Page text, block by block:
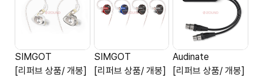
SIMGOT
[리퍼브 상품/ 개봉]
SIMGOT
[리퍼브 상품/ 개봉]
Audinate
[리퍼브 상품/ 개봉]